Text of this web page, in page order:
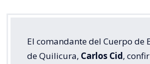
El comandante del Cuerpo de
de Quilicura, Carlos Cid,